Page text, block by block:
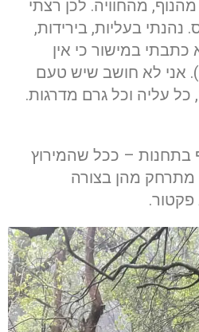
מהחוויה. לכן רצתי
נהנתי בעליות, בירידות,
במישור כי אין
אני לא חושב שיש טעם
עליה וכל גרם מדרגות.
בתחנות – ככל שהמירוץ
מתרחק מהן בצורה